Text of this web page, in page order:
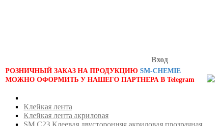
Вход
РОЗНИЧНЫЙ ЗАКАЗ НА ПРОДУКЦИЮ SM-CHEMIE
МОЖНО ОФОРМИТЬ У НАШЕГО ПАРТНЕРА В Telegram
Клейкая лента
Клейкая лента акриловая
SM C23 Клеевая двусторонняя акриловая прозрачная